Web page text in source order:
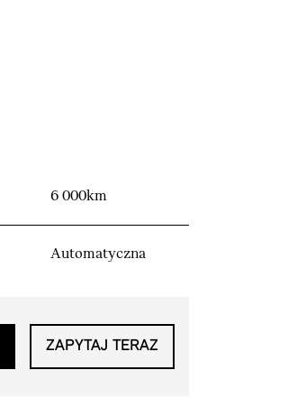
6 000km
Automatyczna
ZAPYTAJ TERAZ